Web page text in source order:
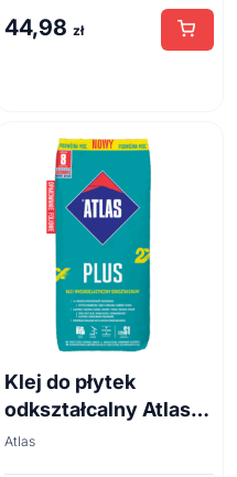
44,98 zł
Klej do płytek
odkształcalny Atlas
Plus 5 kg
Atlas